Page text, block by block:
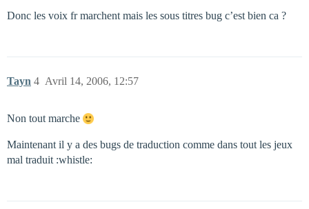
Donc les voix fr marchent mais les sous titres bug c’est bien ca ?
Tayn Avril 14, 2006, 12:57
4
Non tout marche
Maintenant il y a des bugs de traduction comme dans tout les jeux
mal traduit :whistle: